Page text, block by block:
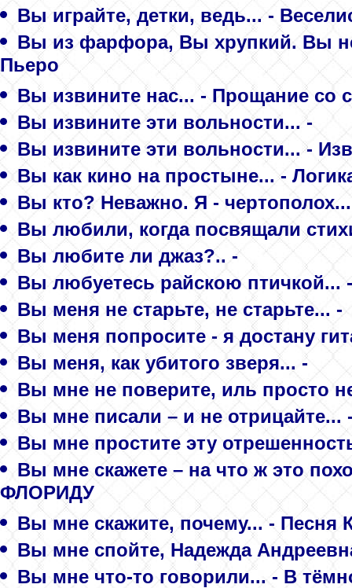
Вы играйте, детки, ведь... -
Вы из фарфора, Вы хрупкий. Вы
Пьеро
Вы извините нас... - Прощание со
Вы извините эти вольности... -
Вы извините эти вольности... -
Вы как кино на простыне... -
Вы кто? Неважно. Я -
Вы любили, когда посвящали
Вы любите ли джаз?.. -
Вы любуетесь райскою птичкой...
Вы меня не старьте, не старьте... -
Вы меня попросите - я достану
Вы меня, как убитого зверя... -
Вы мне не поверите, иль просто
Вы мне писали – и не
Вы мне простите эту
Вы мне скажете – на что ж это
ФЛОРИДУ
Вы мне скажите, почему... - Песня
Вы мне спойте, Надежда
Вы мне что-то говорили... - В